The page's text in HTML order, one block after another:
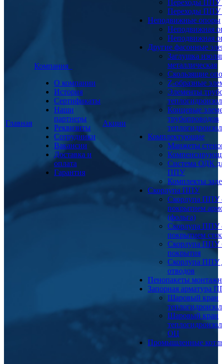
Главная
Компания
О компании
История
Сертификаты
Наши
партнеры
Реквизиты
Сотрудники
Вакансии
Доставка и
оплата
Гарантия
Акции
Переходы
Переходы
Неподвижные опоры
Неподвижная
Неподвижная
Другие фасонные
Заглушка
металлическая
Скользящие
Z-образные
Элементы
Концевые
трубопроводов
Комплектующие
Манжеты
Система ОДК
ППУ
Комплекты
Скорлупа ППУ
Скорлупа ППУ
покрытием
(фольга)
Скорлупа ППУ
покрытием
Скорлупа ППУ
покрытия
Скорлупа ППУ
отводов
Пенопакеты
Запорная арматура
Шаровый кран
Шаровый кран
ОЦ
Промышленные